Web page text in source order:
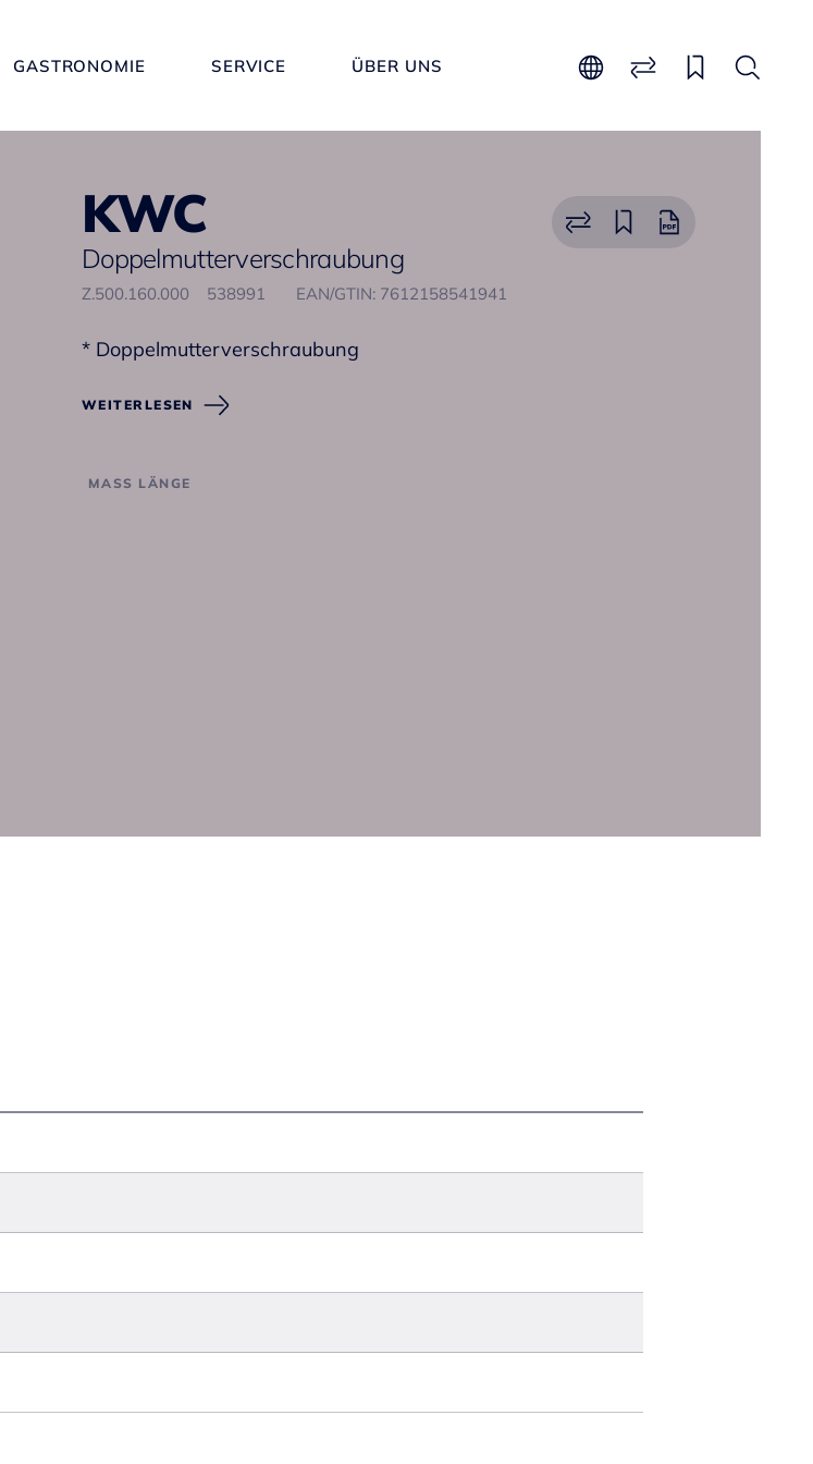
GASTRONOMIE SERVICE ÜBER UNS
KWC
Doppelmutterverschraubung
Z.500.160.000 538991 EAN/GTIN: 7612158541941
* Doppelmutterverschraubung
WEITERLESEN
MASS LÄNGE